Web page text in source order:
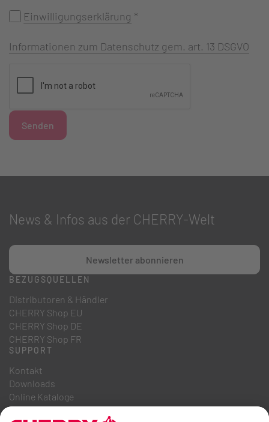
Einwilligungserklärung *
Informationen zum Datenschutz gem. art. 13 DSGVO
Senden
News & Infos aus der CHERRY-Welt
Newsletter abonnieren
BEZUGSQUELLEN
Distributoren & Händler
CHERRY Shop EU
CHERRY Shop DE
CHERRY Shop FR
SUPPORT
Kontakt
Downloads
Online Kataloge
FAQ